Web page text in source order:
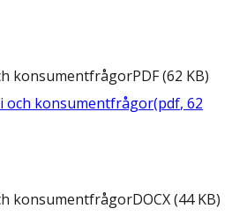
konsumentfrågorPDF(62 KB)
och konsumentfrågor(pdf, 62
konsumentfrågorDOCX(44 KB)